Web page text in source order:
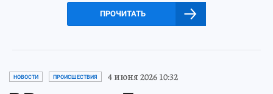
ПРОЧИТАТЬ
НОВОСТИ ПРОИСШЕСТВИЯ 4 июня 2026 10:32